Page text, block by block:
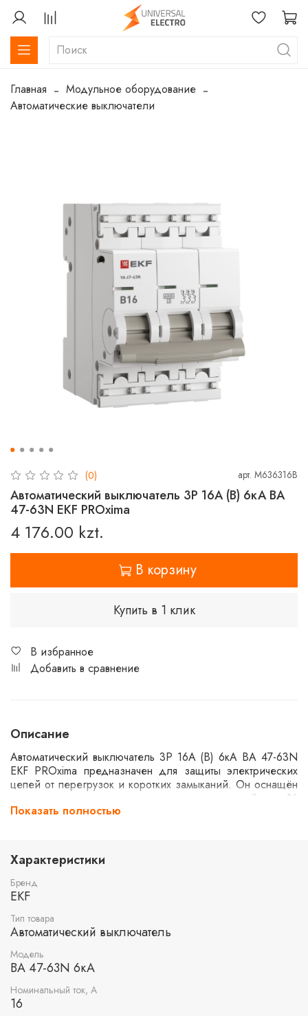
Главная
Модульное оборудование
Автоматические выключатели
(0) арт. M636316B
Автоматический выключатель 3P 16А (B) 6кА ВА
47-63N EKF PROxima
4 176.00 kzt.
В корзину
Купить в 1 клик
В избранное
Добавить в сравнение
Описание
Автоматический выключатель 3P 16А (B) 6кА ВА 47-63N
EKF PROxima предназначен для защиты электрических
цепей от перегрузок и коротких замыканий. Он оснащён
тремя полюсами и рассчитан на номинальный ток 16
ампер. Устройство имеет отключающую способность 6 кА
Показать полностью
Характеристики
Бренд
EKF
Тип товара
Автоматический выключатель
Модель
ВА 47-63N 6кА
Номинальный ток, А
16